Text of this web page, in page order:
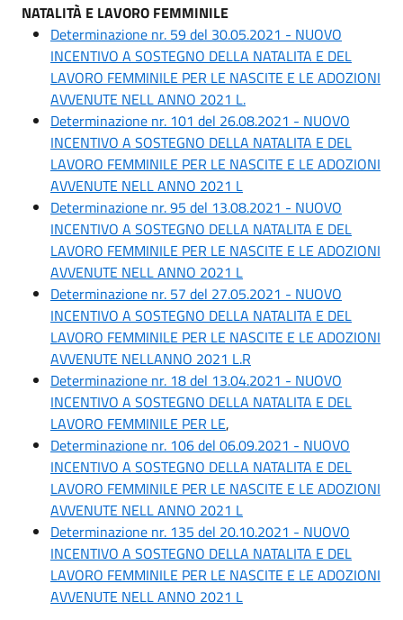
NATALITÀ E LAVORO FEMMINILE
Determinazione nr. 59 del 30.05.2021 - NUOVO
INCENTIVO A SOSTEGNO DELLA NATALITA E DEL
LAVORO FEMMINILE PER LE NASCITE E LE ADOZIONI
AVVENUTE NELL ANNO 2021 L.
Determinazione nr. 101 del 26.08.2021 - NUOVO
INCENTIVO A SOSTEGNO DELLA NATALITA E DEL
LAVORO FEMMINILE PER LE NASCITE E LE ADOZIONI
AVVENUTE NELL ANNO 2021 L
Determinazione nr. 95 del 13.08.2021 - NUOVO
INCENTIVO A SOSTEGNO DELLA NATALITA E DEL
LAVORO FEMMINILE PER LE NASCITE E LE ADOZIONI
AVVENUTE NELL ANNO 2021 L
Determinazione nr. 57 del 27.05.2021 - NUOVO
INCENTIVO A SOSTEGNO DELLA NATALITA E DEL
LAVORO FEMMINILE PER LE NASCITE E LE ADOZIONI
AVVENUTE NELLANNO 2021 L.R
Determinazione nr. 18 del 13.04.2021 - NUOVO
INCENTIVO A SOSTEGNO DELLA NATALITA E DEL
LAVORO FEMMINILE PER LE,
Determinazione nr. 106 del 06.09.2021 - NUOVO
INCENTIVO A SOSTEGNO DELLA NATALITA E DEL
LAVORO FEMMINILE PER LE NASCITE E LE ADOZIONI
AVVENUTE NELL ANNO 2021 L
Determinazione nr. 135 del 20.10.2021 - NUOVO
INCENTIVO A SOSTEGNO DELLA NATALITA E DEL
LAVORO FEMMINILE PER LE NASCITE E LE ADOZIONI
AVVENUTE NELL ANNO 2021 L